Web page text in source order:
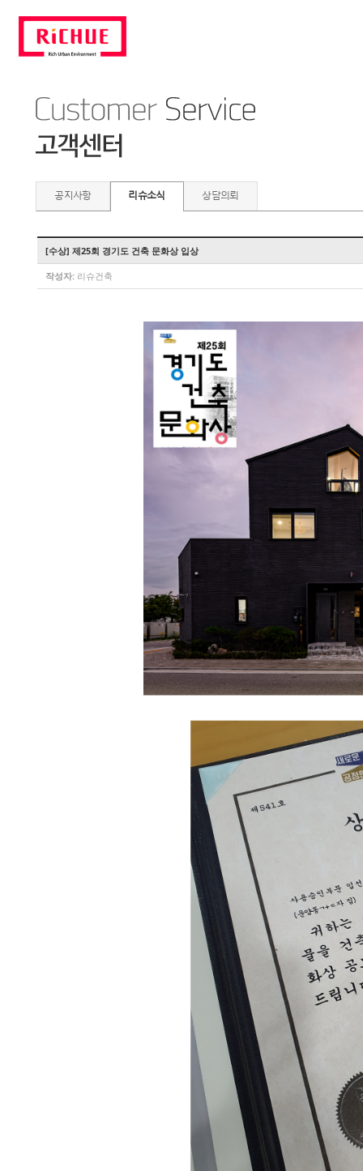
공지사항 리슈소식 상담의뢰
[수상] 제25회 경기도 건축 문화상 입상
작성자: 리슈건축